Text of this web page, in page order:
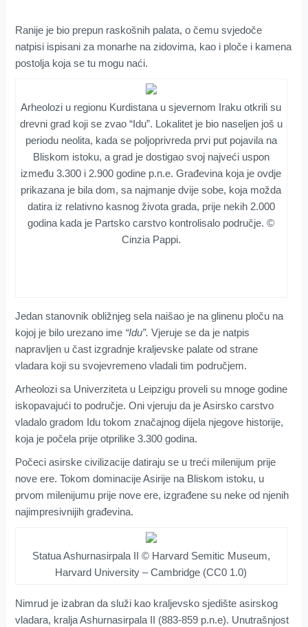
Ranije je bio prepun raskošnih palata, o čemu svjedoče
natpisi ispisani za monarhe na zidovima, kao i ploče i kamena
postolja koja se tu mogu naći.
Arheolozi u regionu Kurdistana u sjevernom Iraku otkrili su
drevni grad koji se zvao “Idu”. Lokalitet je bio naseljen još u
periodu neolita, kada se poljoprivreda prvi put pojavila na
Bliskom istoku, a grad je dostigao svoj najveći uspon
između 3.300 i 2.900 godine p.n.e. Građevina koja je ovdje
prikazana je bila dom, sa najmanje dvije sobe, koja možda
datira iz relativno kasnog života grada, prije nekih 2.000
godina kada je Partsko carstvo kontrolisalo područje. ©
Cinzia Pappi.
Jedan stanovnik obližnjeg sela naišao je na glinenu ploču na
kojoj je bilo urezano ime “Idu”. Vjeruje se da je natpis
napravljen u čast izgradnje kraljevske palate od strane
vladara koji su svojevremeno vladali tim područjem.
Arheolozi sa Univerziteta u Leipzigu proveli su mnoge godine
iskopavajući to područje. Oni vjeruju da je Asirsko carstvo
vladalo gradom Idu tokom značajnog dijela njegove historije,
koja je počela prije otprilike 3.300 godina.
Počeci asirske civilizacije datiraju se u treći milenijum prije
nove ere. Tokom dominacije Asirije na Bliskom istoku, u
prvom milenijumu prije nove ere, izgrađene su neke od njenih
najimpresivnijih građevina.
Statua Ashurnasirpala II © Harvard Semitic Museum,
Harvard University – Cambridge (CC0 1.0)
Nimrud je izabran da služi kao kraljevsko sjedište asirskog
vladara, kralja Ashurnasirpala II (883-859 p.n.e). Unutrašnjost